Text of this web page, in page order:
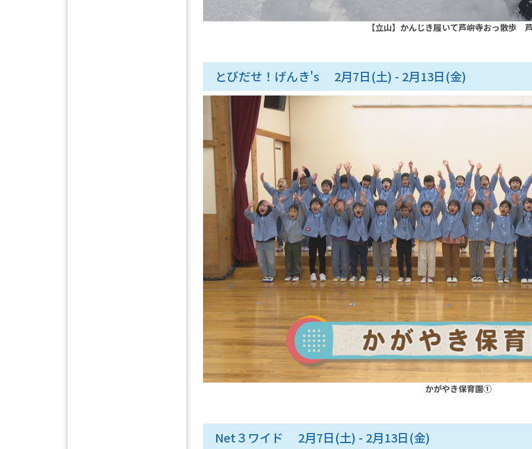
【立山】かんじき履いて芦峅寺おっ散歩
とびだせ！げんき's 2月7日(土) - 2月13日(金)
かがやき保育園①
Net３ワイド 2月7日(土) - 2月13日(金)